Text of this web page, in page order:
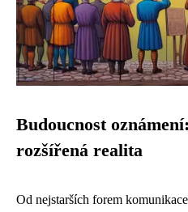
Budoucnost
rozšířená realita
Od nejstarších forem